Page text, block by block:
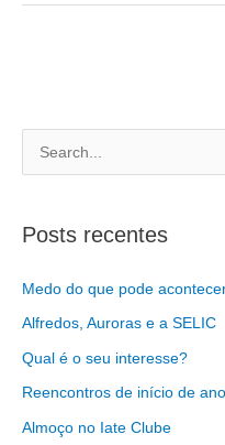
u
a
r
p
Posts recentes
Medo do que pode
Alfredos, Auroras e a SELIC
Qual é o seu interesse?
Reencontros de início de ano
Almoço no Iate Clube